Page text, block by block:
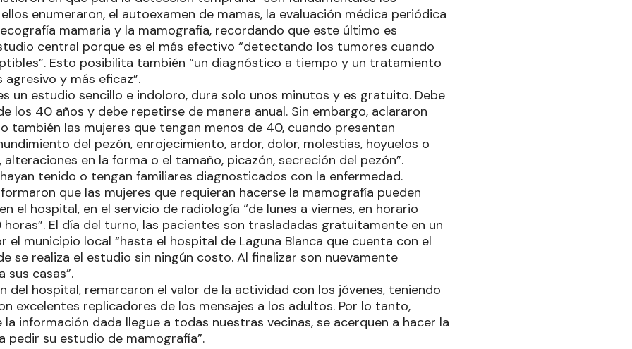
enumeraron, el autoexamen de mamas, la evaluación médica periódica
mamaria y la mamografía, recordando que este último es
central porque es el más efectivo “detectando los tumores cuando
Esto posibilita también “un diagnóstico a tiempo y un tratamiento
agresivo y más eficaz”.
un estudio sencillo e indoloro, dura solo unos minutos y es gratuito. Debe
los 40 años y debe repetirse de manera anual. Sin embargo, aclararon
también las mujeres que tengan menos de 40, cuando presentan
del pezón, enrojecimiento, ardor, dolor, molestias, hoyuelos o
alteraciones en la forma o el tamaño, picazón, secreción del pezón”.
tenido o tengan familiares diagnosticados con la enfermedad.
que las mujeres que requieran hacerse la mamografía pueden
el hospital, en el servicio de radiología “de lunes a viernes, en horario
El día del turno, las pacientes son trasladadas gratuitamente en un
el municipio local “hasta el hospital de Laguna Blanca que cuenta con el
se realiza el estudio sin ningún costo. Al finalizar son nuevamente
sus casas”.
del hospital, remarcaron el valor de la actividad con los jóvenes, teniendo
excelentes replicadores de los mensajes a los adultos. Por lo tanto,
información dada llegue a todas nuestras vecinas, se acerquen a hacer la
pedir su estudio de mamografía”.